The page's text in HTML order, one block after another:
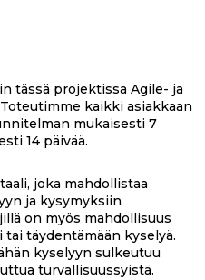
tässä projektissa Agile- ja
kaikki asiakkaan
mukaisesti 7
14 päivää.
joka mahdollistaa
ja kysymyksiin
on myös mahdollisuus
täydentämään kyselyä.
kyselyyn sulkeutuu
turvallisuussyistä.